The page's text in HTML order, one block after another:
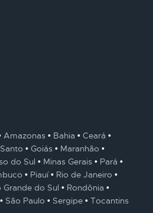
Amazonas Bahia
Ceará
Goiás
Maranhão
do Sul Minas Gerais
Pará
Piauí
Rio de Janeiro
Grande do Sul
Rondônia
São Paulo Sergipe Tocantins